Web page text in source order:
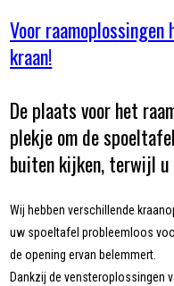
Voor raamoplossingen
kraan!
De plaats voor het
plekje om de
buiten kijken, terwijl
Wij hebben verschillende
uw spoeltafel probleemloos
de opening ervan belemmert.
Dankzij de vensteroplossingen